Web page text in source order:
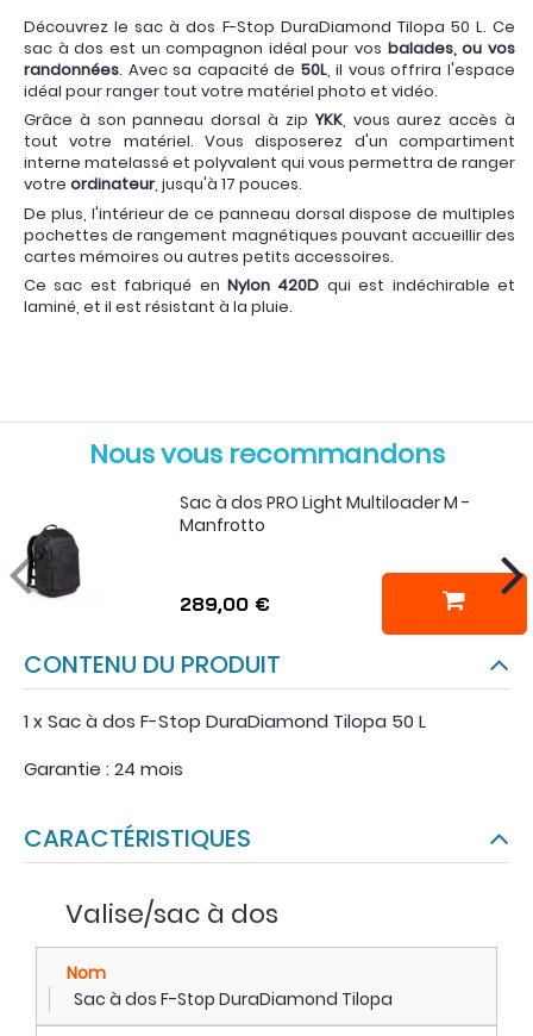
Découvrez le sac à dos F-Stop DuraDiamond Tilopa 50 L. Ce
sac à dos est un compagnon idéal pour vos balades, ou vos
randonnées. Avec sa capacité de 50L, il vous offrira l'espace
idéal pour ranger tout votre matériel photo et vidéo.
Grâce à son panneau dorsal à zip YKK, vous aurez accès à
tout votre matériel. Vous disposerez d'un compartiment
interne matelassé et polyvalent qui vous permettra de ranger
votre ordinateur, jusqu'à 17 pouces.
De plus, l'intérieur de ce panneau dorsal dispose de multiples
pochettes de rangement magnétiques pouvant accueillir des
cartes mémoires ou autres petits accessoires.
Ce sac est fabriqué en Nylon 420D qui est indéchirable et
laminé, et il est résistant à la pluie.
Nous vous recommandons
Sac à dos PRO Light Multiloader M -
Manfrotto
289,00 €
CONTENU DU PRODUIT
1 x Sac à dos F-Stop DuraDiamond Tilopa 50 L
Garantie : 24 mois
CARACTÉRISTIQUES
Valise/sac à dos
Nom
Sac à dos F-Stop DuraDiamond Tilopa